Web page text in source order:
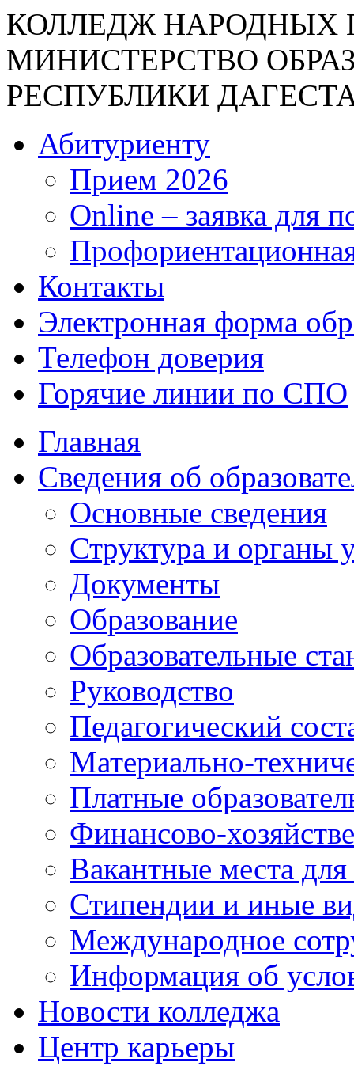
КОЛЛЕДЖ НАРОДНЫХ
МИНИСТЕРСТВО
РЕСПУБЛИКИ
Абитуриенту
Прием 2026
Online – заявка для
Контакты
Электронная форма
Телефон доверия
Горячие линии по СПО
Главная
Сведения об
Основные сведения
Структура и органы
Документы
Образование
Образовательные
Руководство
Педагогический
Материально-
Платные
Финансово-
Вакантные места
Стипендии и иные
Международное
Информация об
Новости колледжа
Центр карьеры